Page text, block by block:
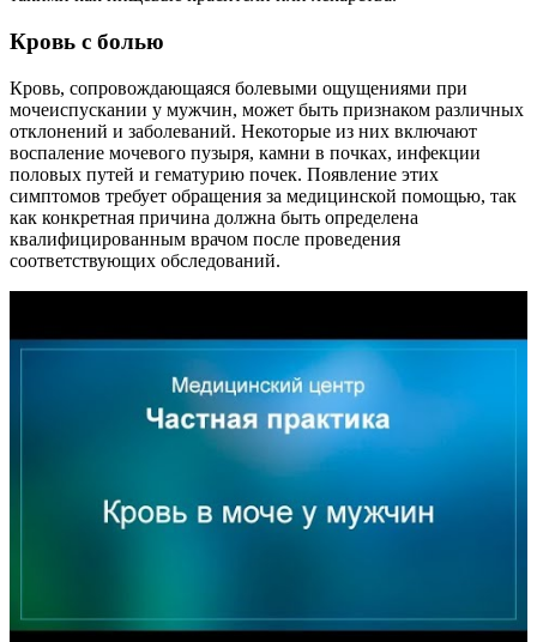
Кровь с болью
Кровь, сопровождающаяся болевыми ощущениями при
мочеиспускании у мужчин, может быть признаком различных
отклонений и заболеваний. Некоторые из них включают
воспаление мочевого пузыря, камни в почках, инфекции
половых путей и гематурию почек. Появление этих
симптомов требует обращения за медицинской помощью, так
как конкретная причина должна быть определена
квалифицированным врачом после проведения
соответствующих обследований.